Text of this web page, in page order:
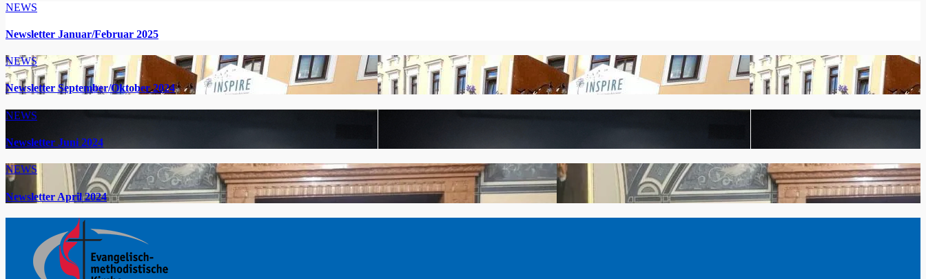
NEWS
Newsletter Januar/Februar 2025
NEWS
Newsletter September/Oktober 2024
NEWS
Newsletter Juni 2024
NEWS
Newsletter April 2024